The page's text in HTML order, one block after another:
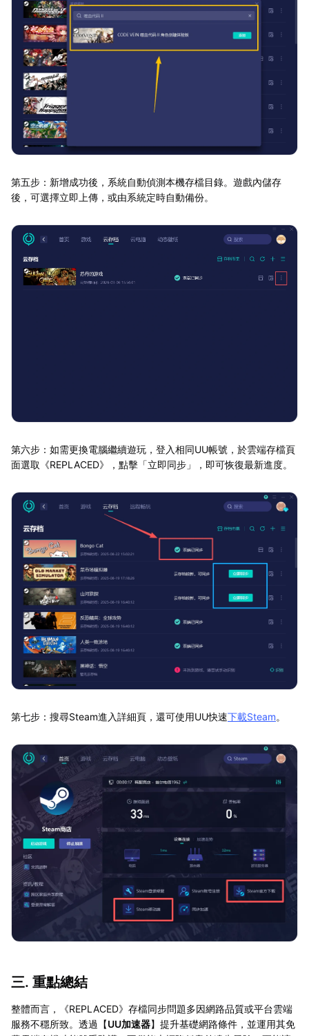
第五步：新增成功後，系統自動偵測本機存檔目錄。遊戲內儲存
後，可選擇立即上傳，或由系統定時自動備份。
第六步：如需更換電腦繼續遊玩，登入相同UU帳號，於雲端存檔頁
面選取《REPLACED》，點擊「立即同步」，即可恢復最新進度。
第七步：搜尋Steam進入詳細頁，還可使用UU快速下載Steam。
三. 重點總結
整體而言，《REPLACED》存檔同步問題多因網路品質或平台雲端
服務不穩所致。透過【UU加速器】提升基礎網路條件，並運用其免